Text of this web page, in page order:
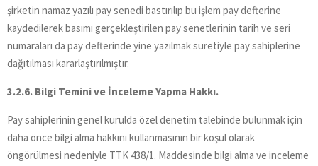
şirketin namaz yazılı pay senedi bastırılıp bu işlem pay defterine
kaydedilerek basımı gerçekleştirilen pay senetlerinin tarih ve seri
numaraları da pay defterinde yine yazılmak suretiyle pay sahiplerine
dağıtılması kararlaştırılmıştır.
3.2.6. Bilgi Temini ve İnceleme Yapma Hakkı.
Pay sahiplerinin genel kurulda özel denetim talebinde bulunmak için
daha önce bilgi alma hakkını kullanmasının bir koşul olarak
öngörülmesi nedeniyle TTK 438/1. Maddesinde bilgi alma ve inceleme